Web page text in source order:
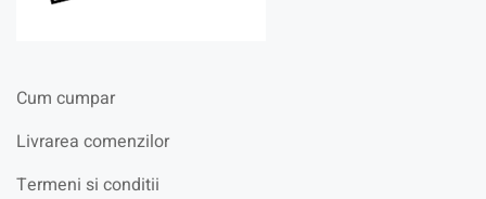
Cum cumpar
Livrarea comenzilor
Termeni si conditii